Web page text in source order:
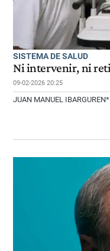
SISTEMA DE SALUD
Ni intervenir, ni
09-02-2026 20:25
JUAN MANUEL IBARGUREN*